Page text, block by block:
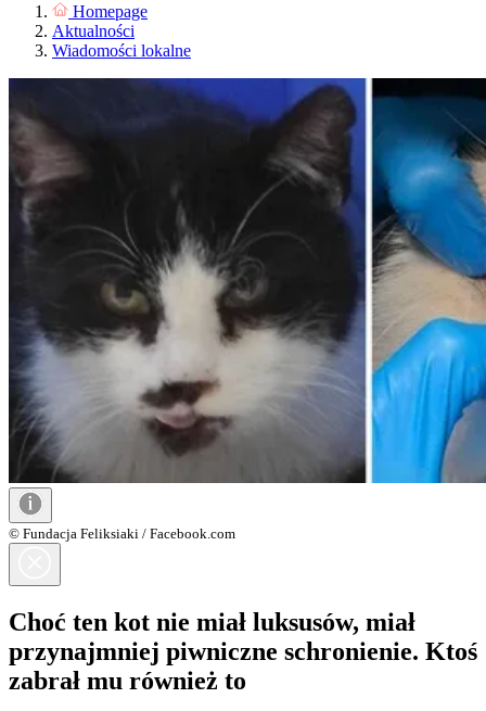
Homepage
Aktualności
Wiadomości lokalne
© Fundacja Feliksiaki / Facebook.com
Choć ten kot nie miał luksusów, miał
przynajmniej piwniczne schronienie. Ktoś
zabrał mu również to